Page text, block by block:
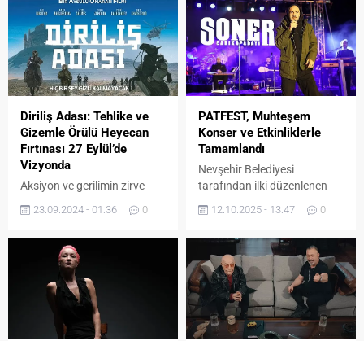
Diriliş Adası: Tehlike ve
Gizemle Örülü Heyecan
Fırtınası 27 Eylül’de
Vizyonda
Aksiyon ve gerilimin zirve
adıyla Rebirth Island), 27
buluşmaya hazırlanıyor.
23.09.2024 - 01:36 0
PATFEST, Muhteşem
Konser ve Etkinliklerle
Tamamlandı
Nevşehir Belediyesi
tarafından ilki düzenlenen
etkinliklerle tamamlandı. Bu
Patates Festivali PATFEST
büyük coşku ve etkinliklerle
son buldu. Sosyal
Belediyeciliğin en renkli
örneklerinin sergilendiği
festivalde Nevşehir
12.10.2025 - 13:47 0